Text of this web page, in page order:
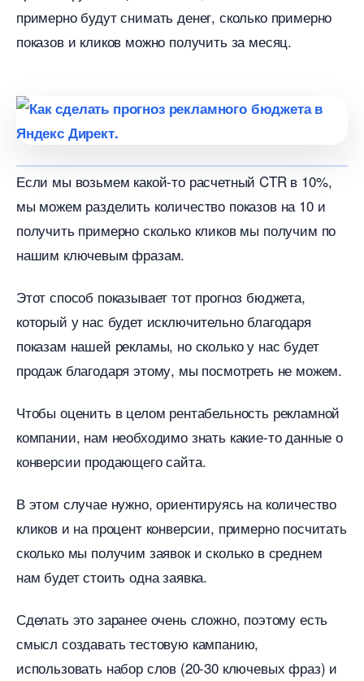
примерно будут снимать денег, сколько примерно
показов и кликов можно получить за месяц.
Если мы возьмем какой-то расчетный CTR в 10%,
мы можем разделить количество показов на 10 и
получить примерно сколько кликов мы получим по
нашим ключевым фразам.
Этот способ показывает тот прогноз бюджета,
который у нас будет исключительно благодаря
показам нашей рекламы, но сколько у нас будет
продаж благодаря этому, мы посмотреть не можем.
Чтобы оценить в целом рентабельность рекламной
компании, нам необходимо знать какие-то данные о
конверсии продающего сайта.
этом случае нужно, ориентируясь на количество
кликов и на процент конверсии, примерно посчитать
сколько мы получим заявок и сколько в среднем
нам будет стоить одна заявка.
Сделать это заранее очень сложно, поэтому есть
смысл создавать тестовую кампанию,
использовать набор слов (20-30 ключевых фраз) и